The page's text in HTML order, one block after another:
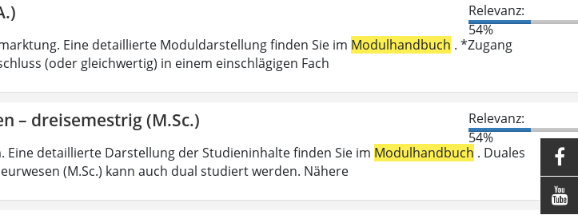
Relevanz:
54%
Eine detaillierte Moduldarstellung finden Sie im Modulhandbuch . *Zugang
(oder gleichwertig) in einem einschlägigen Fach
– dreisemestrig (M.Sc.)
Relevanz:
54%
detaillierte Darstellung der Studieninhalte finden Sie im Modulhandbuch . Duales
(M.Sc.) kann auch dual studiert werden. Nähere

